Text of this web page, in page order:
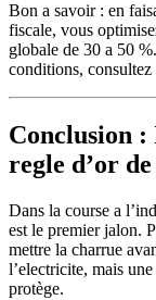
Bon a savoir : en
fiscale, vous
globale de 30 a 50
conditions,
Conclusion
regle d’or
Dans la course a
est le premier jalon.
mettre la charrue
l’electricite, mais
protège.